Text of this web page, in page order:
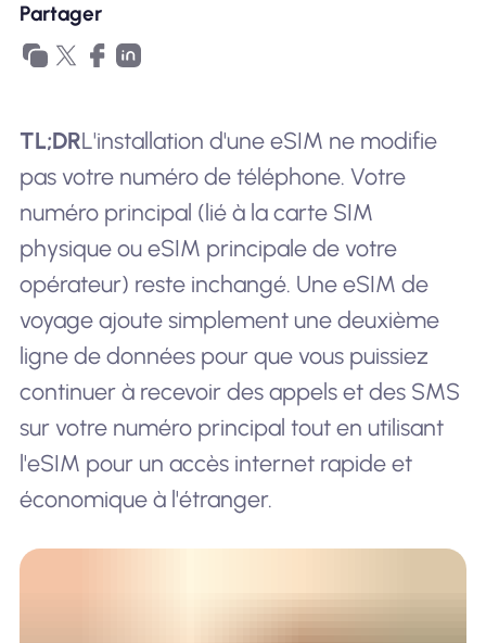
Partager
TL;DRL'installation d'une eSIM ne modifie
pas votre numéro de téléphone. Votre
numéro principal (lié à la carte SIM
physique ou eSIM principale de votre
opérateur) reste inchangé. Une eSIM de
voyage ajoute simplement une deuxième
ligne de données pour que vous puissiez
continuer à recevoir des appels et des SMS
sur votre numéro principal tout en utilisant
l'eSIM pour un accès internet rapide et
économique à l'étranger.